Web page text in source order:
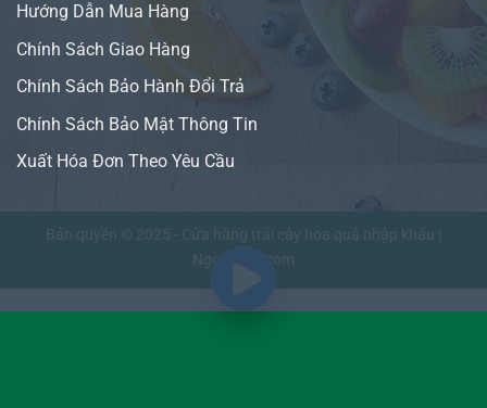
Hướng Dẫn Mua Hàng
Chính Sách Giao Hàng
Chính Sách Bảo Hành Đổi Trả
Chính Sách Bảo Mật Thông Tin
Xuất Hóa Đơn Theo Yêu Cầu
Bản quyền © 2025 - Cửa hàng trái cây hoa quả nhập khẩu |
NgonFruit.com